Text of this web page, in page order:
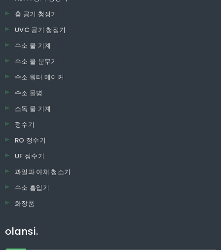
홈 공기 청정기
UVC 공기 청정기
수소 물 기계
수소 물 분무기
수소 워터 메이커
수소 물병
소독 물 기계
정수기
RO 정수기
UF 정수기
과일과 야채 청소기
수소 흡입기
화장품
olansi.